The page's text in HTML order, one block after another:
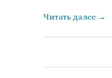
Читать далее →